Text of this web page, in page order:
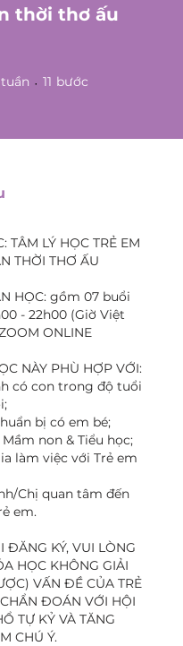
thời thơ ấu
tuần 11 bước
TÂM LÝ HỌC TRẺ EM
THỜI THƠ ẤU
HỌC: gồm 07 buổi
- 22h00 (Giờ Việt
ONLINE
NÀY PHÙ HỢP VỚI:
có con trong độ tuổi
bị có em bé;
non & Tiểu học;
làm việc với Trẻ em
Chị quan tâm đến
em.
ĐĂNG KÝ, VUI LÒNG
HỌC KHÔNG GIẢI
VẤN ĐỀ CỦA TRẺ
ĐOÁN VỚI HỘI
TỰ KỶ VÀ TĂNG
CHÚ Ý.